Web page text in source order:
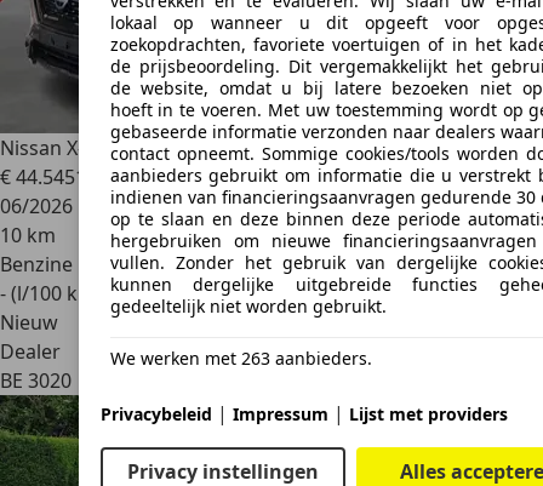
lokaal op wanneer u dit opgeeft voor
zoekopdrachten, favoriete voertuigen of in het
de prijsbeoordeling. Dit vergemakkelijkt het
de website, omdat u bij latere bezoeken niet
hoeft in te voeren. Met uw toestemming wordt op
gebaseerde informatie verzonden naar dealers
contact opneemt. Sommige cookies/tools worden
aanbieders gebruikt om informatie die u verstrekt
indienen van financieringsaanvragen gedurende 30
op te slaan en deze binnen deze periode
hergebruiken om nieuwe
vullen. Zonder het gebruik van dergelijke
kunnen dergelijke uitgebreide functies
gedeeltelijk niet worden gebruikt.
We werken met 263 aanbieders.
Privacybeleid | Impressum | Lijst met providers
Privacy instellingen Alles
Nissan X-TrailNIEUW! e-POWER 4WD N-Trek
€ 44.5451
06/2026
10 km
Benzine
- (l/100 km)
Nieuw
Dealer
BE 3020